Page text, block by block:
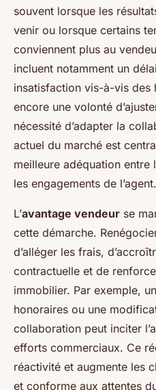
souvent lorsque les
venir ou lorsque certains
conviennent plus au
incluent notamment un
insatisfaction vis-à-vis des
encore une volonté
nécessité d’adapter la
actuel du marché est
meilleure adéquation entre
les engagements de l’agent.
L’avantage vendeur se
cette démarche.
d’alléger les frais,
contractuelle et de
immobilier. Par exemple,
honoraires ou une
collaboration peut inciter
efforts commerciaux. Ce
réactivité et augmente les
et conforme aux attentes